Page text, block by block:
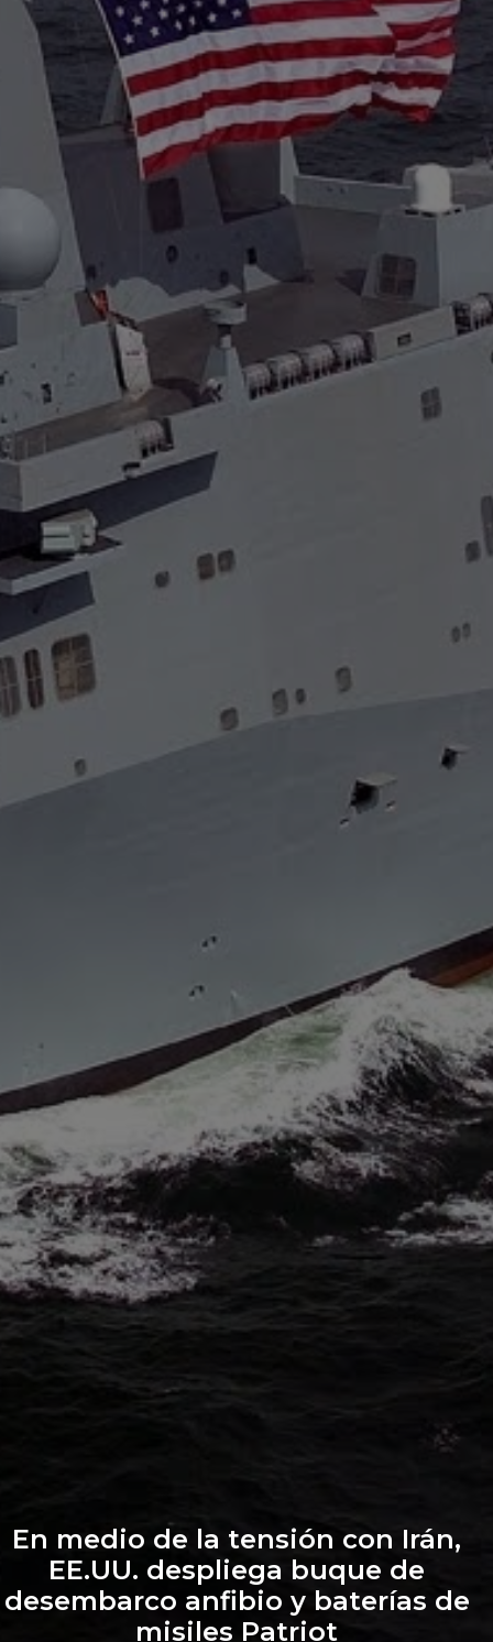
En medio de la tensión con Irán,
EE.UU. despliega buque de
desembarco anfibio y baterías de
misiles Patriot